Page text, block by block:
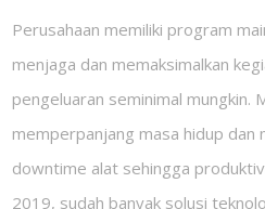
Perusahaan memiliki program
menjaga dan memaksimalkan
pengeluaran seminimal mungkin.
memperpanjang masa hidup dan
downtime alat sehingga
2019, sudah banyak solusi